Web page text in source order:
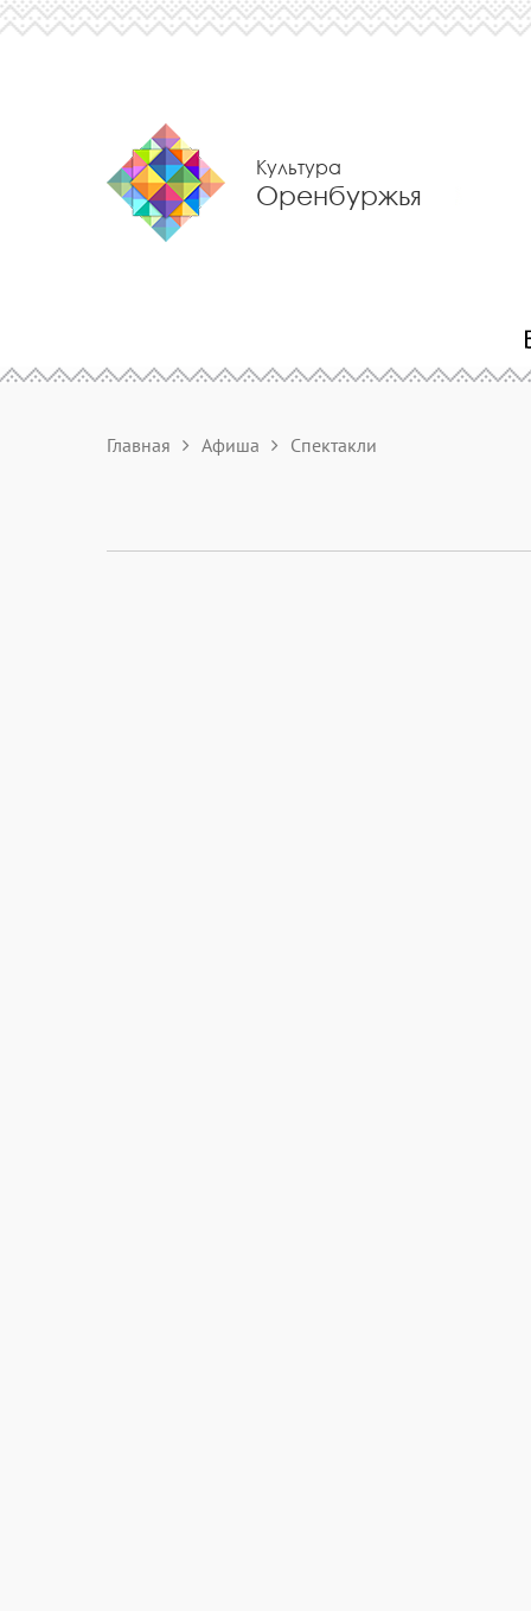
Культура
Оренбуржья
Главная Афиша Спектакли